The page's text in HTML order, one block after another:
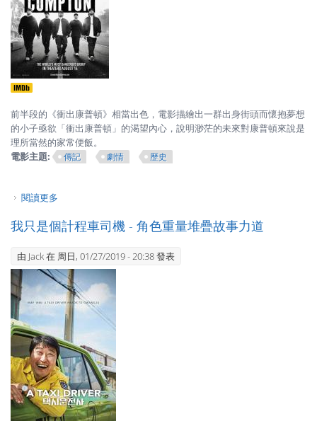
前半段的《衝出康普頓》相當出色，電影描繪出一群出身街頭而懷抱夢想
的小子亟欲「衝出康普頓」的渴望內心，說明渺茫的未來對康普頓來說是
理所當然的家常便飯。
電影主題:
傳記 劇情 歷史
閱讀更多
我只是個計程車司機 - 角色重量堆疊故事力道
由 Jack在 周日, 01/27/2019 - 20:38 發表